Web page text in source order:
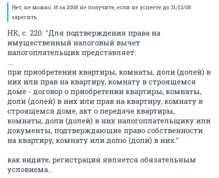
Нет, не можно. И за 2008 не получите, если не успеете до 31/12/08
зарегить.
НК, с. 220: "Для подтверждения права на
имущественный налоговый вычет
налогоплательщик представляет:
...
при приобретении квартиры, комнаты, доли (долей) в
них или прав на квартиру, комнату в строящемся
доме - договор о приобретении квартиры, комнаты,
доли (долей) в них или прав на квартиру, комнату в
строящемся доме, акт о передаче квартиры,
комнаты, доли (долей) в них налогоплательщику или
документы, подтверждающие право собственности
на квартиру, комнату или долю (доли) в них."
как видите, регистрация является обязательным
условиема...